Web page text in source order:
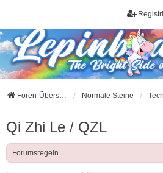
Foren-Übersicht Normale Steine
Qi Zhi Le / QZL
Forumsregeln